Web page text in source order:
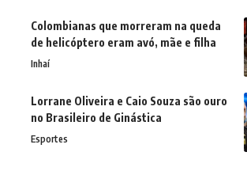
Colombianas que morreram na queda
de helicóptero eram avó, mãe e filha
Inhaí
Lorrane Oliveira e Caio Souza são ouro
no Brasileiro de Ginástica
Esportes